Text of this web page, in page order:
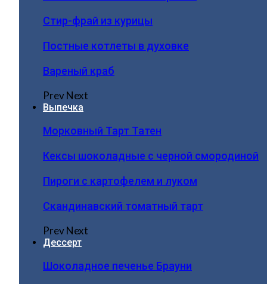
Стир-фрай из курицы
Постные котлеты в духовке
Вареный краб
PrevNext
Выпечка
Морковный Тарт Татен
Кексы шоколадные с черной смородиной
Пироги c картофелем и луком
Скандинавский томатный тарт
PrevNext
Дессерт
Шоколадное печенье Брауни